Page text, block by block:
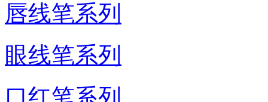
唇线笔系列
眼线笔系列